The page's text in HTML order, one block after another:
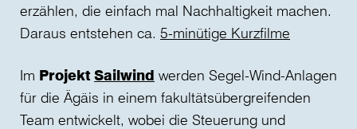
erzählen, die einfach mal Nachhaltigkeit machen.
Daraus entstehen ca. 5-minütige Kurzfilme
Im ProjektSailwind werden Segel-Wind-Anlagen
für die Ägäis in einem fakultätsübergreifenden
Team entwickelt, wobei die Steuerung und